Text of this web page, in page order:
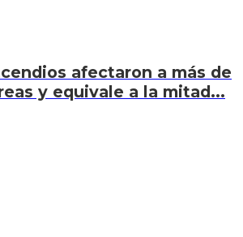
afectaron a más de
y equivale a la mitad...